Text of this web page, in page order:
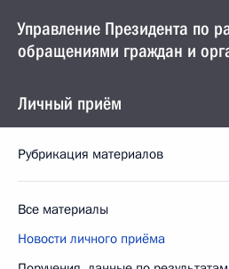
Управление Президента по
обращениями граждан и
Личный приём
Рубрикация материалов
Все материалы
Новости личного приёма